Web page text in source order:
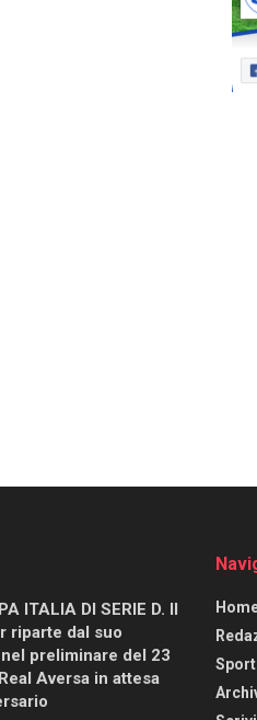
ITALIA DI SERIE D. Il
riparte dal suo
preliminare del 23
Aversa in attesa